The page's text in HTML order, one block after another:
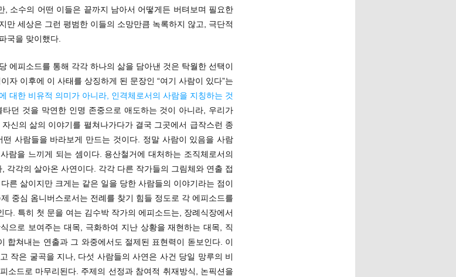
, 소수의 어떤 이들은 끝까지 남아서 어떻게든 버텨보며 필요한
만 세상은 그런 평범한 이들의 소망만큼 녹록하지 않고, 극단적
국을 맞이했다.
에피소드를 통해 각각 하나의 삶을 담아낸 것은 탁월한 선택이
자 이후에 이 사태를 상징하게 된 문장인 “여기 사람이 있다”는
대한 비유적 의미가 아니라, 인격체로서의 사람을 지칭하는 것
던 것을 막연한 인명 존중으로 애도하는 것이 아니라, 우리가
신의 삶의 이야기를 펼쳐나가다가 결국 그곳에서 급작스런 종
사람들을 바라보게 만드는 것이다. 정말 사람이 있음을 사람
람을 느끼게 되는 셈이다. 용산철거에 대처하는 조직체로서의
각각의 살아온 사연이다. 각각 다른 작가들의 그림체와 연출 접
른 삶이지만 크게는 같은 일을 당한 사람들의 이야기라는 점이
중심 옴니버스로서는 전례를 찾기 힘들 정도로 각 에피소드를
다. 특히 첫 문을 여는 김수박 작가의 에피소드는, 장례식장에서
으로 보여주는 대목, 극화하여 지난 상황을 재현하는 대목, 직
합쳐내는 연출과 그 와중에서도 절제된 표현력이 돋보인다. 이
작은 굴곡을 지나, 다섯 사람들의 사연은 사건 당일 망루의 비
소드로 마무리된다. 주제의 선정과 참여적 취재방식, 논픽션을